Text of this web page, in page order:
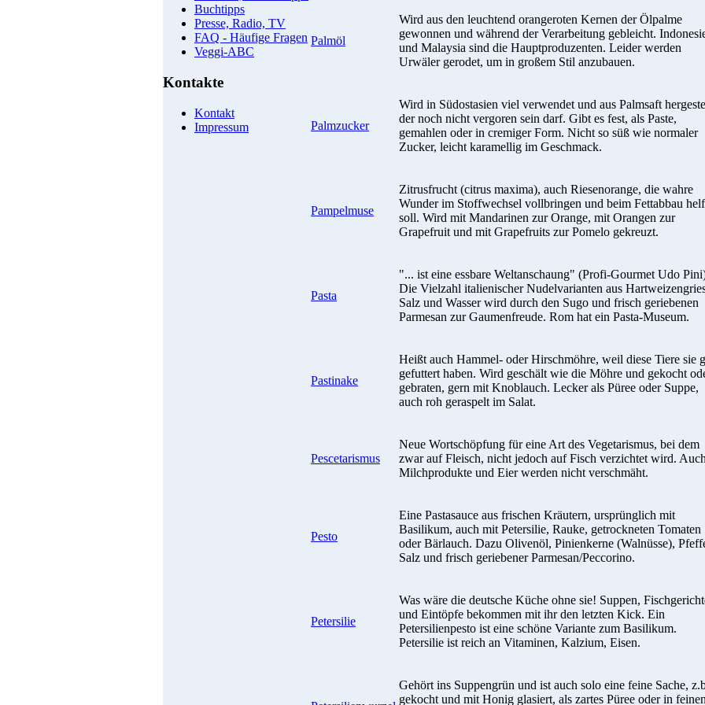
Buchtipps
Presse, Radio, TV
FAQ - Häufige Fragen
Veggi-ABC
Kontakte
Kontakt
Impressum
Palmöl
Wird aus den leuchtend orangeroten Kernen der Ölpalme
gewonnen und während der Verarbeitung gebleicht.
und Malaysia sind die Hauptproduzenten. Leider werden
Urwäler gerodet, um in großem Stil anzubauen.
Palmzucker
Wird in Südostasien viel verwendet und aus Palmsaft
der noch nicht vergoren sein darf. Gibt es fest, als Paste,
gemahlen oder in cremiger Form. Nicht so süß wie normaler
Zucker, leicht karamellig im Geschmack.
Pampelmuse
Zitrusfrucht (citrus maxima), auch Riesenorange, die wahre
Wunder im Stoffwechsel vollbringen und beim Fettabbau
soll. Wird mit Mandarinen zur Orange, mit Orangen zur
Grapefruit und mit Grapefruits zur Pomelo gekreuzt.
Pasta
"... ist eine essbare Weltanschaung" (Profi-Gourmet Udo
Die Vielzahl italienischer Nudelvarianten aus
Salz und Wasser wird durch den Sugo und frisch geriebenen
Parmesan zur Gaumenfreude. Rom hat ein Pasta-Museum.
Pastinake
Heißt auch Hammel- oder Hirschmöhre, weil diese Tiere sie
gefuttert haben. Wird geschält wie die Möhre und gekocht
gebraten, gern mit Knoblauch. Lecker als Püree oder Suppe,
auch roh geraspelt im Salat.
Pescetarismus
Neue Wortschöpfung für eine Art des Vegetarismus, bei dem
zwar auf Fleisch, nicht jedoch auf Fisch verzichtet wird. Auch
Milchprodukte und Eier werden nicht verschmäht.
Pesto
Eine Pastasauce aus frischen Kräutern, ursprünglich mit
Basilikum, auch mit Petersilie, Rauke, getrockneten Tomaten
oder Bärlauch. Dazu Olivenöl, Pinienkerne (Walnüsse),
Salz und frisch geriebener Parmesan/Peccorino.
Petersilie
Was wäre die deutsche Küche ohne sie! Suppen,
und Eintöpfe bekommen mit ihr den letzten Kick. Ein
Petersilienpesto ist eine schöne Variante zum Basilikum.
Petersilie ist reich an Vitaminen, Kalzium, Eisen.
Gehört ins Suppengrün und ist auch solo eine feine Sache,
gekocht und mit Honig glasiert, als zartes Püree oder in feinen